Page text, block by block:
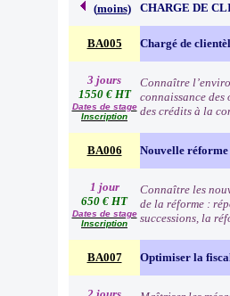
(moins) CHARGE DE
BA005 Chargé de
3 jours
1550 € HT
Dates de stage
Inscription
Connaître
connaissance
des crédits à la
BA006 Nouvelle réforme
1 jour
650 € HT
Dates de stage
Inscription
Connaître les
de la réforme :
successions, la
BA007 Optimiser la